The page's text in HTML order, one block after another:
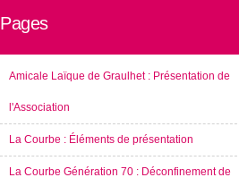
Pages
Amicale Laïque de Graulhet : Présentation de
l'Association
La Courbe : Éléments de présentation
La Courbe Génération 70 : Déconfinement de